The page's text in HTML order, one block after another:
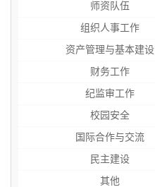
师资队伍
组织人事工作
资产管理与基本建设
财务工作
纪监审工作
校园安全
国际合作与交流
民主建设
其他